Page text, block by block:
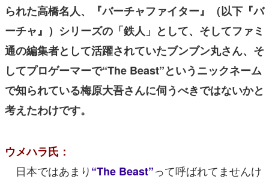
られた高橋名人、『バーチャファイター』（以下『バ
ーチャ』）シリーズの「鉄人」として、そしてファミ
通の編集者として活躍されていたブンブン丸さん、そ
してプロゲーマーで“The Beast”というニックネーム
で知られている梅原大吾さんに伺うべきではないかと
考えたわけです。
ウメハラ氏：
日本ではあまり“The Beast”って呼ばれてませんけ